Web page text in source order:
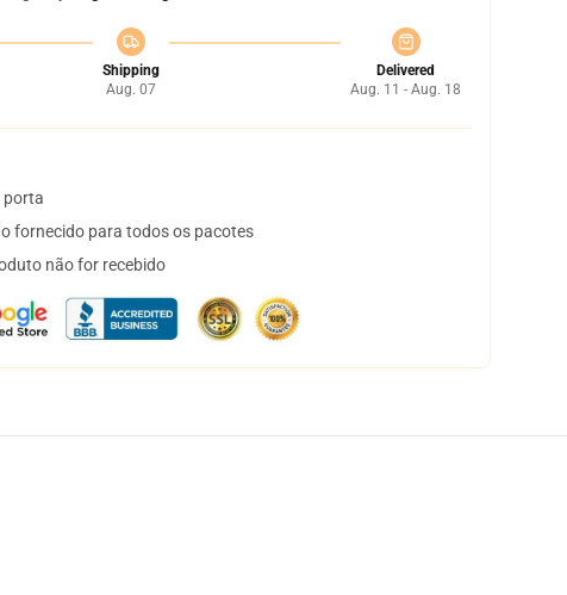
Shipping
Aug. 07
Delivered
Aug. 11 - Aug. 18
porta
fornecido para todos os pacotes
não for recebido